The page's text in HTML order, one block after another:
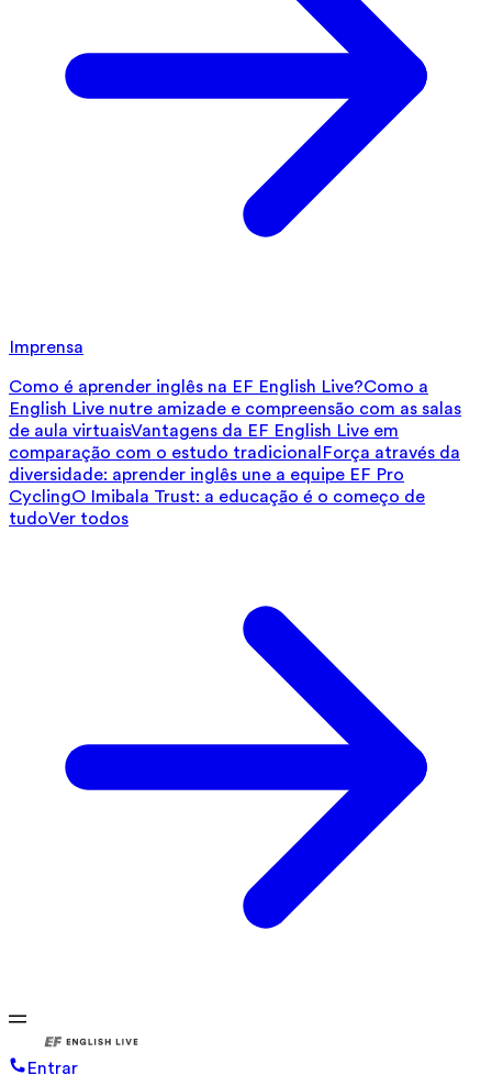
Imprensa
Como é aprender inglês na EF English Live?Como a
English Live nutre amizade e compreensão com as salas
de aula virtuaisVantagens da EF English Live em
comparação com o estudo tradicional Força através da
diversidade: aprender inglês une a equipe EF Pro
CyclingO Imibala Trust: a educação é o começo de
tudoVer todos
Entrar